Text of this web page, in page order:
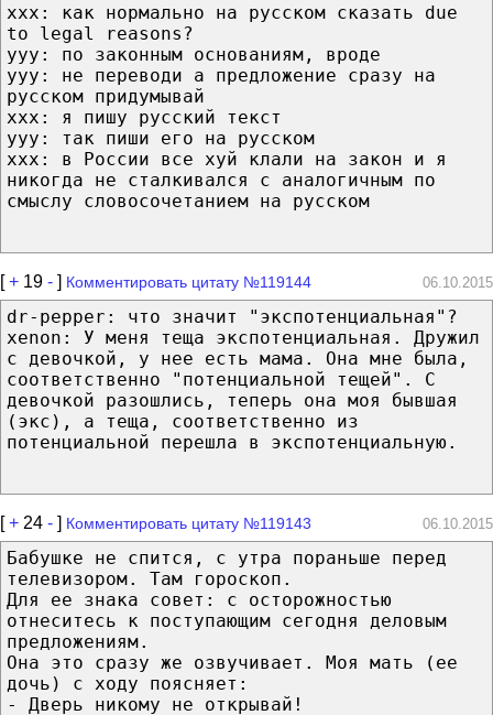
xxx: как нормально на русском сказать due
to legal reasons?
yyy: по законным основаниям, вроде
yyy: не переводи а предложение сразу на
русском придумывай
xxx: я пишу русский текст
yyy: так пиши его на русском
xxx: в России все хуй клали на закон и я
никогда не сталкивался с аналогичным по
смыслу словосочетанием на русском
[+ 19 - ] Комментировать цитату №119144 06.10.2015
dr-pepper: что значит "экспотенциальная"?
xenon: У меня теща экспотенциальная. Дружил
с девочкой, у нее есть мама. Она мне была,
соответственно "потенциальной тещей". С
девочкой разошлись, теперь она моя бывшая
(экс), а теща, соответственно из
потенциальной перешла в экспотенциальную.
[+ 24 - ] Комментировать цитату №119143 06.10.2015
Бабушке не спится, с утра пораньше перед
телевизором. Там гороскоп.
Для ее знака совет: с осторожностью
отнеситесь к поступающим сегодня деловым
предложениям.
Она это сразу же озвучивает. Моя мать (ее
дочь) с ходу поясняет:
- Дверь никому не открывай!